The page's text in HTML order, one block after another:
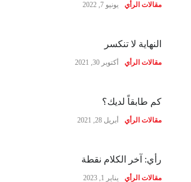
مقالات الرأي يونيو 7, 2022
النهاية لا تنكسر
مقالات الرأي أكتوبر 30, 2021
كم طابقاً لديك؟
مقالات الرأي أبريل 28, 2021
رأي: آخر الكلام نقطة
مقالات الرأي يناير 1, 2023